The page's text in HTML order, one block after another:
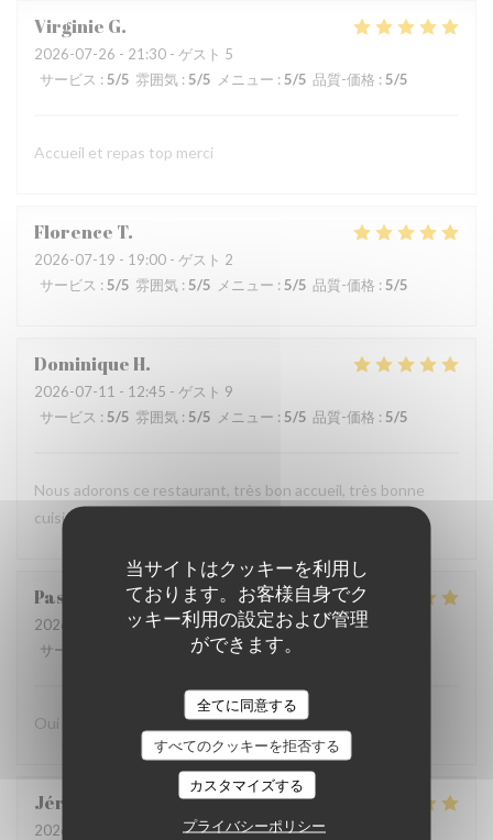
当サイトはクッキーを利用し
ております。お客様自身でク
ッキー利用の設定および管理
ができます。
全てに同意する
すべてのクッキーを拒否する
カスタマイズする
プライバシーポリシー
Virginie G
2026-07-26 - 21:30 - ゲスト 5
サービス : 5/5 雰囲気 : 5/5 メニュー : 5/5 品質-価格 : 5/5
Accueil et repas top merci
Florence T
2026-07-19 - 19:00 - ゲスト 2
サービス : 5/5 雰囲気 : 5/5 メニュー :5/5 品質-価格 : 5/5
DominiqueH
2026-07-11 - 12:45 - ゲスト 9
サービス : 5/5 雰囲気 : 5/5 メニュー : 5/5 品質-価格 : 5/5
Nous adorons ce restaurant, très bon accueil, très bonne
cuisine, rapport qualité prix très bien
Pascal
2026-07-13
- 20:00 - ゲスト 2
サービス
5/5 メニュー: 5
Oui sans hesitation
Jérôme
2026-07-03
- 12:00 - ゲスト 2